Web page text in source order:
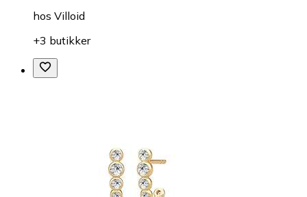
hos Villoid
+3 butikker